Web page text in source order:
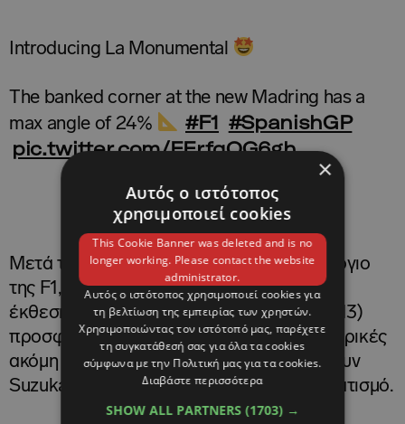
Introducing La Monumental
The banked corner at the new Madring has a
max angle of 24%
#F1 #SpanishGP
pic.twitter.com/FFrfqQG6gh
— Formula 1 (@F1)May 16, 2026
Μετά τη μεγαλύτερη στροφή στο ημερολόγιο
της F1, η πίστα επιστρέφει στον χώρο της
έκθεσης. Η επόμενη αριστερή στροφή (T13)
προσφέρει ευκαιρία για προσπέραση. Μερικές
ακόμη στροφές με ομαλή ροή, που θυμίζουν
Suzuka ή Silverstone, οδηγούν στον τερματισμό.
×
Αυτός ο ιστότοπος
χρησιμοποιεί cookies
This Cookie Banner was deleted and is no
longer working. Please contact the website
administrator.
Αυτός ο ιστότοπος χρησιμοποιεί cookies για
τη βελτίωση της εμπειρίας των χρηστών.
Χρησιμοποιώντας τον ιστότοπό μας, παρέχετε
τη συγκατάθεσή σας για όλα τα cookies
σύμφωνα με την Πολιτική μας για τα cookies.
Διαβάστε περισσότερα
SHOW ALL PARTNERS (1703) →